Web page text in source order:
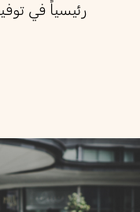
رئيسياً في